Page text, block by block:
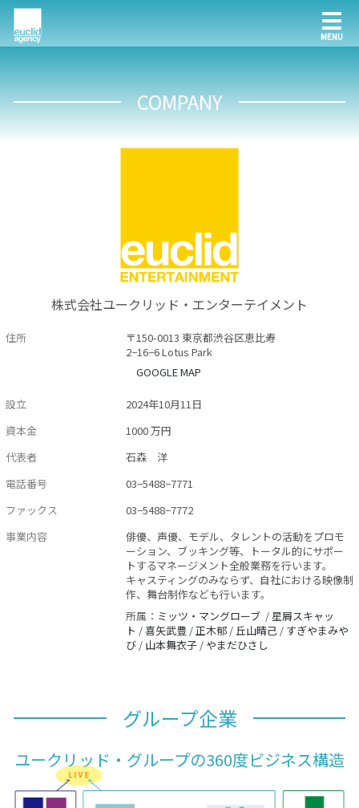
COMPANY
株式会社ユークリッド・エンターテイメント
住所
〒150-0013 東京都渋谷区恵比寿
2−16−6 Lotus Park
GOOGLE MAP
設立
2024年10月11日
資本金
1000 万円
代表者
石森 洋
電話番号
03−5488−7771
ファックス
03−5488−7772
事業内容
俳優、声優、モデル、タレントの活動をプロモ
ーション、ブッキング等、トータル的にサポー
トするマネージメント全般業務を行います。
キャスティングのみならず、自社における映像制
作、舞台制作なども行います。
所属： ミッツ・マングローブ /星屑スキャッ
ト /喜矢武豊 /正木郁 /丘山晴己 / すぎやまみや
び / 山本舞衣子 / やまだひさし
グループ企業
GROUP
ユークリッド・グループの360度ビジネス構造